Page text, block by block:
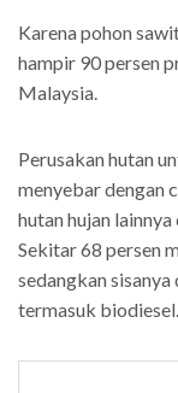
Karena pohon
hampir 90 persen
Malaysia.
Perusakan hutan
menyebar dengan
hutan hujan
Sekitar 68 persen
sedangkan
termasuk biodiesel.